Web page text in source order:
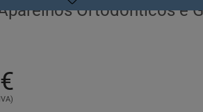
Ortodônticos e